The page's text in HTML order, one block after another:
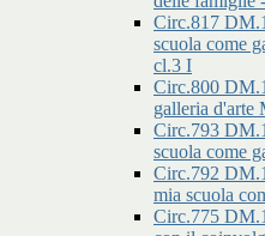
Circ.817
scuola come
cl.3 I
Circ.800
galleria d'arte
Circ.793
scuola come
Circ.792
mia scuola
Circ.775